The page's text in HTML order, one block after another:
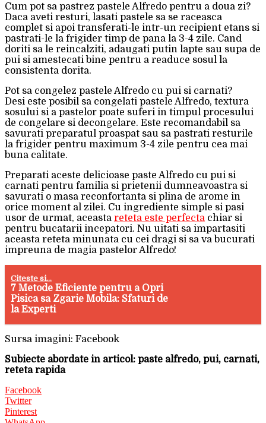
Cum pot sa pastrez pastele Alfredo pentru a doua zi?
Daca aveti resturi, lasati pastele sa se raceasca
complet si apoi transferati-le intr-un recipient etans si
pastrati-le la frigider timp de pana la 3-4 zile. Cand
doriti sa le reincalziti, adaugati putin lapte sau supa de
pui si amestecati bine pentru a readuce sosul la
consistenta dorita.
Pot sa congelez pastele Alfredo cu pui si carnati?
Desi este posibil sa congelati pastele Alfredo, textura
sosului si a pastelor poate suferi in timpul procesului
de congelare si decongelare. Este recomandabil sa
savurati preparatul proaspat sau sa pastrati resturile
la frigider pentru maximum 3-4 zile pentru cea mai
buna calitate.
Preparati aceste delicioase paste Alfredo cu pui si
carnati pentru familia si prietenii dumneavoastra si
savurati o masa reconfortanta si plina de arome in
orice moment al zilei. Cu ingrediente simple si pasi
usor de urmat, aceasta reteta este perfecta chiar si
pentru bucatarii incepatori. Nu uitati sa impartasiti
aceasta reteta minunata cu cei dragi si sa va bucurati
impreuna de magia pastelor Alfredo!
Citeste si...
7 Metode Eficiente pentru a Opri
Pisica sa Zgarie Mobila: Sfaturi de
la Experti
Sursa imagini: Facebook
Subiecte abordate in articol: paste alfredo, pui, carnati,
reteta rapida
Facebook
Twitter
Pinterest